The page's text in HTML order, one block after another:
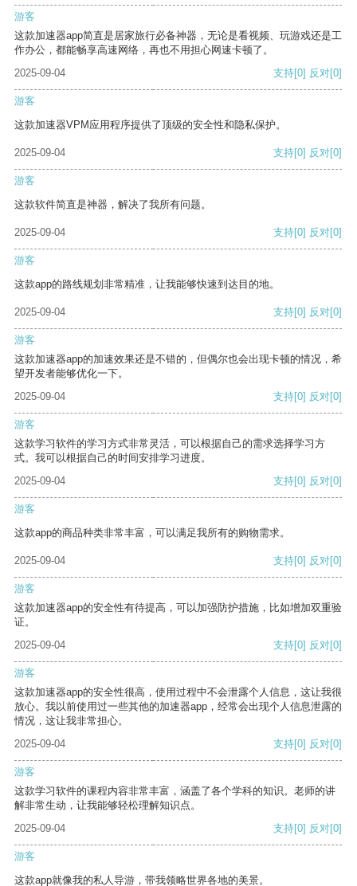
游客
这款加速器app简直是居家旅行必备神器，无论是看视频、玩游戏还是工
作办公，都能畅享高速网络，再也不用担心网速卡顿了。
2025-09-04
支持[0] 反对[0]
游客
这款加速器VPM应用程序提供了顶级的安全性和隐私保护。
2025-09-04 支持[0] 反对[0]
游客
这款软件简直是神器，解决了我所有问题。
2025-09-04 支持[0] 反对[0]
游客
这款app的路线规划非常精准，让我能够快速到达目的地。
2025-09-04 支持[0] 反对[0]
游客
这款加速器app的加速效果还是不错的，但偶尔也会出现卡顿的情况，希
望开发者能够优化一下。
2025-09-04
支持[0] 反对[0]
游客
这款学习软件的学习方式非常灵活，可以根据自己的需求选择学习方
式。我可以根据自己的时间安排学习进度。
2025-09-04
支持[0] 反对[0]
游客
这款app的商品种类非常丰富，可以满足我所有的购物需求。
2025-09-04 支持[0] 反对[0]
游客
这款加速器app的安全性有待提高，可以加强防护措施，比如增加双重验
证。
2025-09-04
支持[0] 反对[0]
游客
这款加速器app的安全性很高，使用过程中不会泄露个人信息，这让我很
放心。我以前使用过一些其他的加速器app，经常会出现个人信息泄露的
情况，这让我非常担心。
2025-09-04
支持[0] 反对[0]
游客
这款学习软件的课程内容非常丰富，涵盖了各个学科的知识。老师的讲
解非常生动，让我能够轻松理解知识点。
2025-09-04
支持[0] 反对[0]
游客
这款app就像我的私人导游，带我领略世界各地的美景。